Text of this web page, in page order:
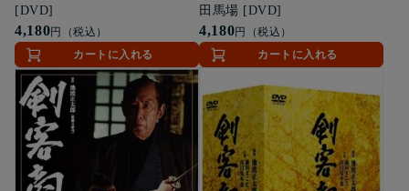
[DVD]
4,180円（税込）
カートに入れる
田馬場 [DVD]
4,180円（税込）
カートに入れる